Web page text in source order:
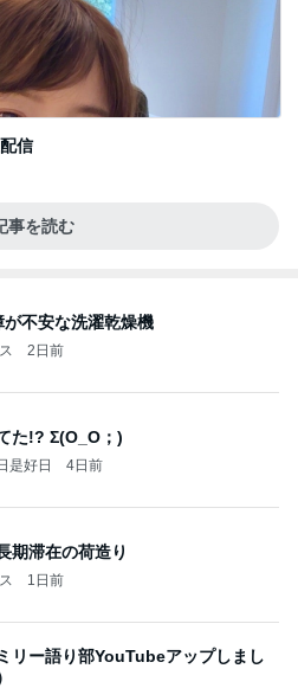
信
事を読む
不安な洗濯乾燥機
2日前
た!? Σ(O_O；)
是好日 4日前
期滞在の荷造り
1日前
リー語り部YouTubeアップしまし